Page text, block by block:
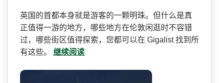
英国的首都本身就是游客的一­颗明珠。但什么是真
正值得一游的地方，哪些地方在伦­敦闲逛时不容错
过，哪些街区值得探索，您都可以在 Gigalist 找到所
有这些。 继续阅读